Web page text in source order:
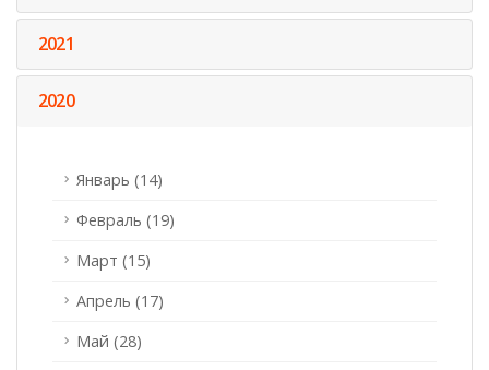
2021
2020
Январь (14)
Февраль (19)
Март (15)
Апрель (17)
Май (28)